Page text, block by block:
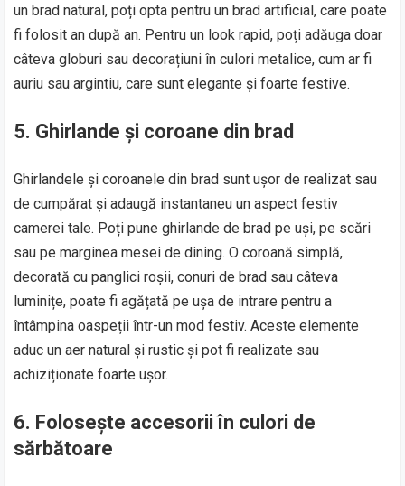
un brad natural, poți opta pentru un brad artificial, care poate
fi folosit an după an. Pentru un look rapid, poți adăuga doar
câteva globuri sau decorațiuni în culori metalice, cum ar fi
auriu sau argintiu, care sunt elegante și foarte festive.
5. Ghirlande și coroane din brad
Ghirlandele și coroanele din brad sunt ușor de realizat sau
de cumpărat și adaugă instantaneu un aspect festiv
camerei tale. Poți pune ghirlande de brad pe uși, pe scări
sau pe marginea mesei de dining. O coroană simplă,
decorată cu panglici roșii, conuri de brad sau câteva
luminițe, poate fi agățată pe ușa de intrare pentru a
întâmpina oaspeții într-un mod festiv. Aceste elemente
aduc un aer natural și rustic și pot fi realizate sau
achiziționate foarte ușor.
6. Folosește accesorii în culori de
sărbătoare